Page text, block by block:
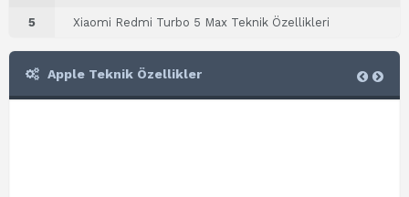
5 Xiaomi Redmi Turbo 5 Max Teknik Özellikleri
Apple Teknik Özellikler